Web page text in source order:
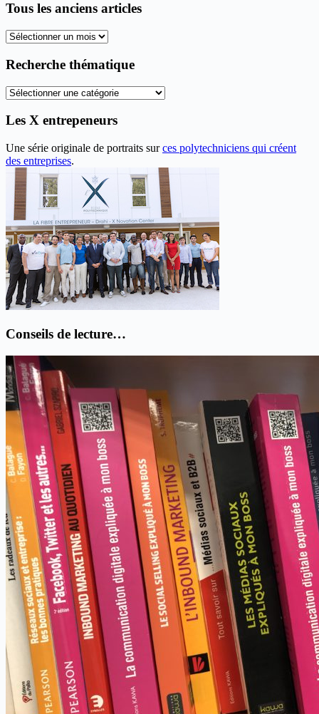
Tous les anciens articles
Tous
anciens
Recherche thématique
Recherche
Les X entrepeneurs
Une série originale de portraits surces polytechniciens qui créent
des entreprises.
Conseils de lecture…